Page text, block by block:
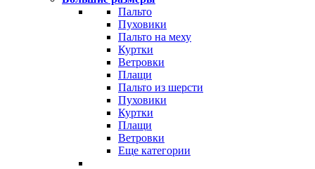
Пальто
Пуховики
Пальто на меху
Куртки
Ветровки
Плащи
Пальто из шерсти
Пуховики
Куртки
Плащи
Ветровки
Еще категории